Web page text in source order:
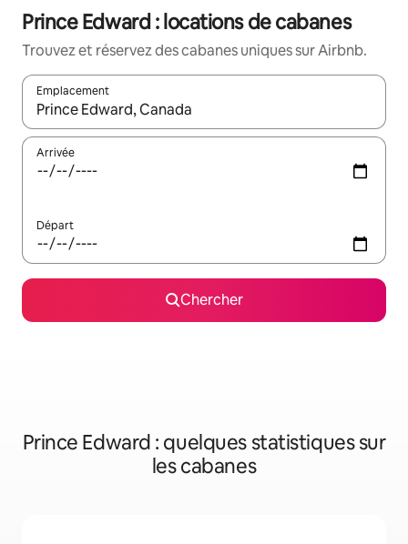
Prince Edward : locations de cabanes
Trouvez et réservez des cabanes uniques sur Airbnb.
Emplacement
Quand les résultats sont affichés, parcourez-les en utilisant
Arrivée
Départ
Chercher
Prince Edward : quelques statistiques sur
les cabanes